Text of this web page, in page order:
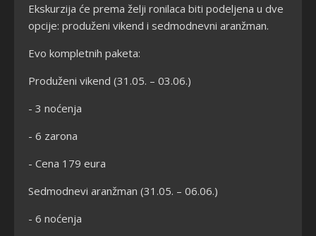
Ekskurzija će prema želji ronilaca biti podeljena u dve
opcije: produženi vikend i sedmodnevni aranžman.
Evo kompletnih paketa:
Produženi vikend (31.05. – 03.06.)
- 3 noćenja
- 6 zarona
- Cena 179 eura
Sedmodnevi aranžman (31.05. – 06.06.)
- 6 noćenja